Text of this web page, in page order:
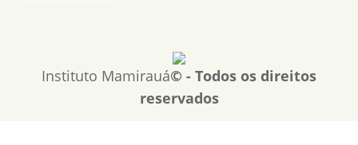
Instituto Mamirauá© - Todos os direitos
reservados